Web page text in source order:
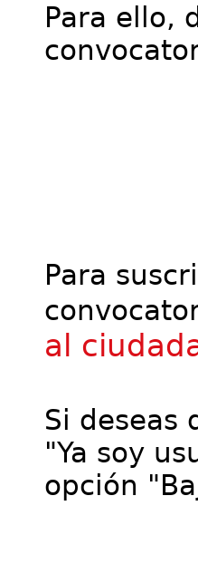
Para ello,
Para
al
Si deseas
"Ya soy
opción